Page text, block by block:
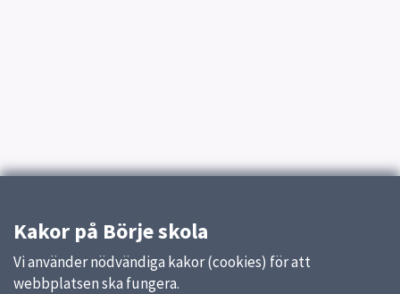
Kakor på Börje skola
Vi använder nödvändiga kakor (cookies) för att
webbplatsen ska fungera.